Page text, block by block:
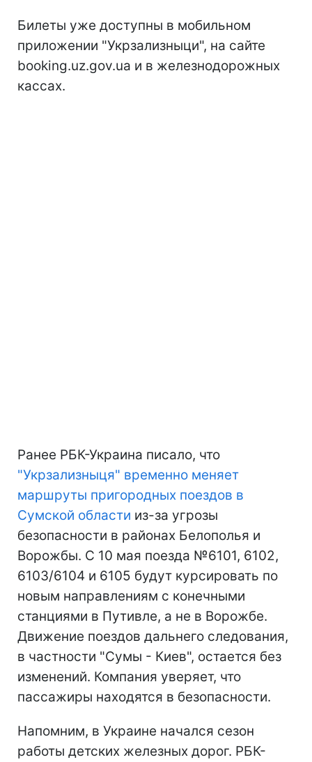
Билеты уже доступны в мобильном
приложении "Укрзализныци", на сайте
booking.uz.gov.ua и в железнодорожных
кассах.
Ранее РБК-Украина писало, что
"Укрзализныця" временно меняет
маршруты пригородных поездов в
Сумской области из-за угрозы
безопасности в районах Белополья и
Ворожбы. С 10 мая поезда №6101, 6102,
6103/6104 и 6105 будут курсировать по
новым направлениям с конечными
станциями в Путивле, а не в Ворожбе.
Движение поездов дальнего следования,
в частности "Сумы - Киев", остается без
изменений. Компания уверяет, что
пассажиры находятся в безопасности.
Напомним, в Украине начался сезон
работы детских железных дорог. РБК-